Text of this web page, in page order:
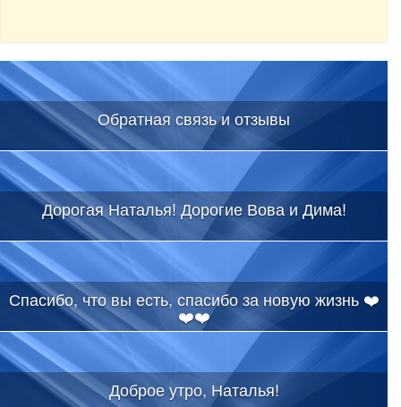
Обратная связь и отзывы
Дорогая Наталья! Дорогие Вова и Дима!
Спасибо, что вы есть, спасибо за новую жизнь ❤️
❤️❤️
Доброе утро, Наталья!